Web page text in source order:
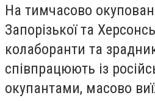
На тимчасово
Запорізької та
колаборанти та
співпрацюють із
окупантами, масово